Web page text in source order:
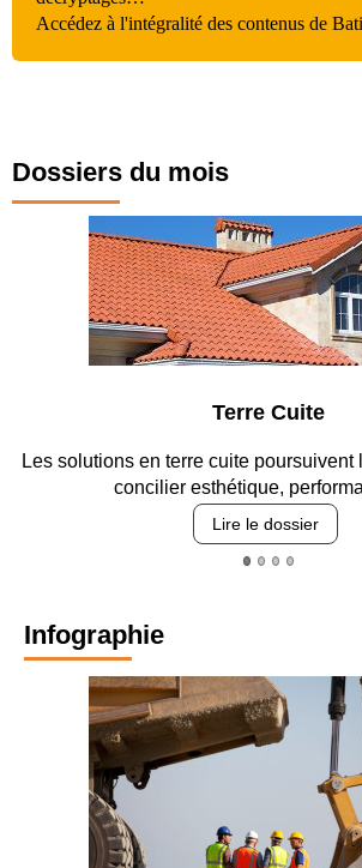
Accédez à l'intégralité des contenus de
Dossiers du mois
Entre circulation, sécurisation des
revêtements et
Lire le dossier
Infographie